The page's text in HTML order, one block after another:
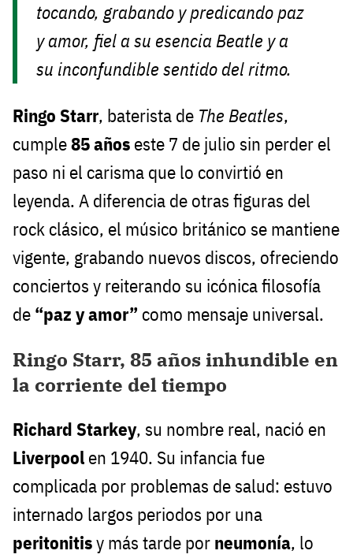
tocando, grabando y predicando paz
y amor, fiel a su esencia Beatle y a
su inconfundible sentido del ritmo.
Ringo Starr, baterista de The Beatles,
cumple85 años este 7 de julio sin perder el
paso ni el carisma que lo convirtió en
leyenda. A diferencia de otras figuras del
rock clásico, el músico británico se mantiene
vigente, grabando nuevos discos, ofreciendo
conciertos y reiterando su icónica filosofía
de “paz y amor” como mensaje universal.
Ringo Starr, 85 años inhundible en
la corriente del tiempo
Richard Starkey, su nombre real, nació en
Liverpool en 1940. Su infancia fue
complicada por problemas de salud: estuvo
internado largos periodos por una
peritonitisy más tarde por neumonía, lo